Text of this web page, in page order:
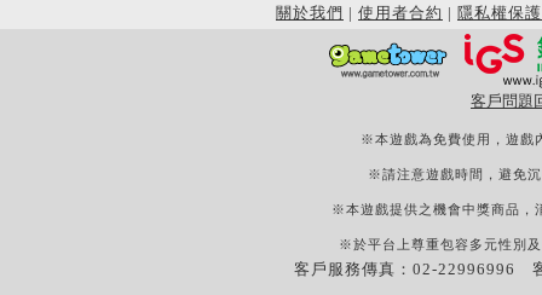
關於我們 | 使用者合約 | 隱私權保護
客戶問題
※本遊戲為免費使用，遊戲
※請注意遊戲時間，避免
※本遊戲提供之機會中獎商品，
※於平台上尊重包容多元性別
客戶服務傳真：02-22996996